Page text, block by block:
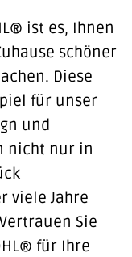
ist es, Ihnen
schöner
Diese
für unser
und
nicht nur in
viele Jahre
Sie
für Ihre